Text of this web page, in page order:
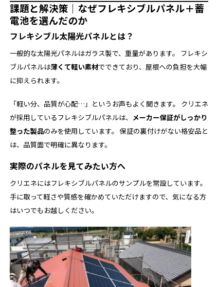
課題と解決策｜なぜフレキシブルパネル＋蓄
電池を選んだのか
フレキシブル太陽光パネルとは？
一般的な太陽光パネルはガラス製で、重量があります。 フレキシ
ブルパネルは薄くて軽い素材でできており、屋根への負担を大幅
に抑えられます。
「軽い分、品質が心配…」というお声もよく聞きます。 クリエネ
が採用しているフレキシブルパネルは、 メーカー保証がしっかり
整った製品のみを使用しています。 保証の裏付けがない格安品と
は、品質面で明確に異なります。
実際のパネルを見てみたい方へ
クリエネにはフレキシブルパネルのサンプルを常設しています。
手に取って軽さや質感を確かめていただけますので、気になる方
はいつでもお越しください。